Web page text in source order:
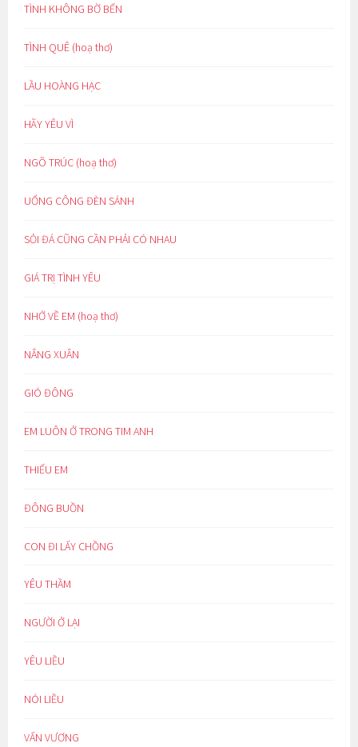
TÌNH KHÔNG BỜ BẾN
TÌNH QUÊ (hoạ thơ)
LẦU HOÀNG HẠC
HÃY YÊU VÌ
NGÕ TRÚC (hoạ thơ)
UỔNG CÔNG ĐÈN SÁNH
SỎI ĐÁ CŨNG CẦN PHẢI CÓ NHAU
GIÁ TRỊ TÌNH YÊU
NHỚ VỀ EM (hoạ thơ)
NẮNG XUÂN
GIÓ ĐÔNG
EM LUÔN Ở TRONG TIM ANH
THIẾU EM
ĐÔNG BUỒN
CON ĐI LẤY CHỒNG
YÊU THẦM
NGƯỜI Ở LẠI
YÊU LIỀU
NÓI LIỀU
VẤN VƯƠNG